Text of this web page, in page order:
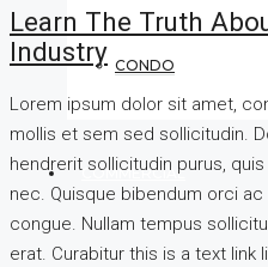
CONDO
COMMERCIAL
Learn The Truth
Industry
Lorem ipsum dolor sit amet,
mollis et sem sed sollicitudin.
hendrerit sollicitudin purus,
nec. Quisque bibendum orci
congue. Nullam tempus
erat. Curabitur this is a text link